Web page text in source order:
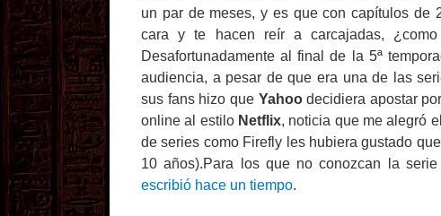
un par de meses, y es que con capítulos de
cara y te hacen reír a carcajadas,
Desafortunadamente al final de la 5ª
audiencia, a pesar de que era una de las
sus fans hizo que Yahoodecidiera apostar
online al estilo Netflix, noticia que me alegró
de series como Firefly les hubiera gustado
10 años).Para los que no conozcan la
escribió hace un tiempo.